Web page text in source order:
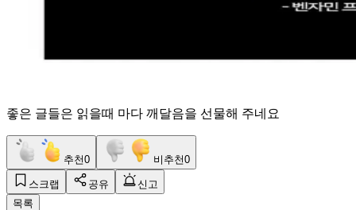
좋은 글들은 읽을때 마다 깨달음을 선물해 주네요
추천0 비추천0
스크랩 공유
신고
목록